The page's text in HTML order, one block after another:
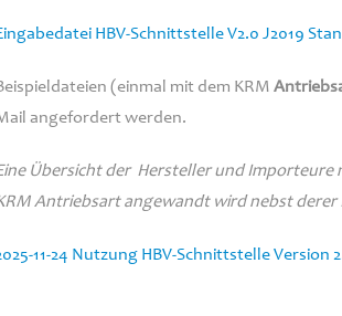
HBV-Schnittstelle V2.0 J2019
(einmal mit dem KRM
angefordert werden.
Übersicht der Hersteller und Importeure
Antriebsart angewandt wird nebst
11-24 Nutzung HBV-Schnittstelle Version